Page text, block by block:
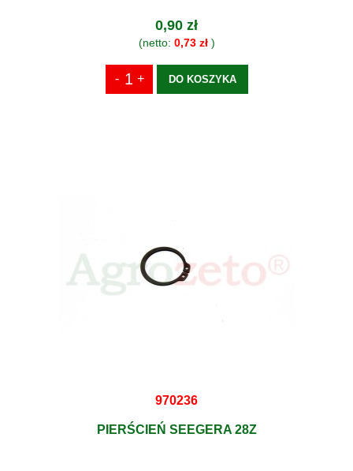
0,90 zł
(netto: 0,73 zł)
DO KOSZYKA
970236
PIERŚCIEŃ SEEGERA 28Z